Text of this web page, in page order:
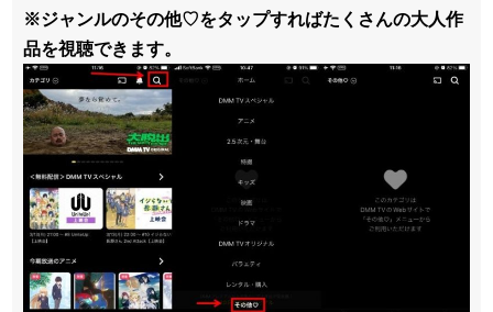
※ジャンルのその他♡をタップすればたくさんの大人作
品を視聴できます。